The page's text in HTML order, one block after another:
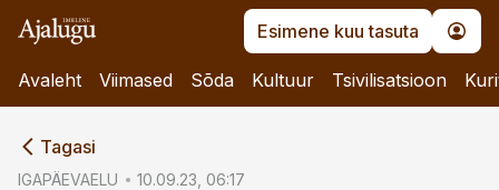
Esimene kuu tasuta
Avaleht Viimased Sõda Kultuur Tsivilisatsioon
Tagasi
IGAPÄEVAELU 10.09.23, 06:17